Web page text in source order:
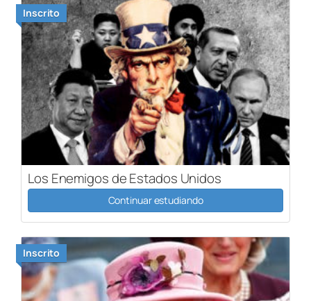
Inscrito
Los Enemigos de Estados Unidos
Continuar estudiando
Inscrito